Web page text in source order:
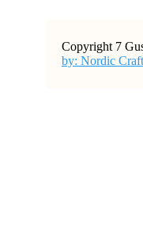
Copyright 7
by: Nordic